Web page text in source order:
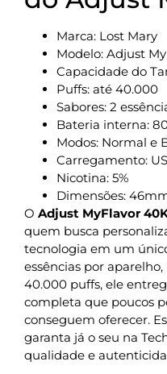
Marca: Lost Mary
Modelo: Adjust
Capacidade do
Puffs: até 40.000
Sabores: 2
Bateria interna:
Modos: Normal e
Carregamento:
Nicotina: 5%
Dimensões:
O Adjust MyFlavor
quem busca
tecnologia em um
essências por
40.000 puffs, ele
completa que poucos
conseguem oferecer.
garanta já o seu na
qualidade e